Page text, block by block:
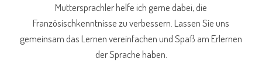
Muttersprachler helfe ich gerne dabei, die
Französischkenntnisse zu verbessern. Lassen Sie uns
gemeinsam das Lernen vereinfachen und Spaß am Erlernen
der Sprache haben.